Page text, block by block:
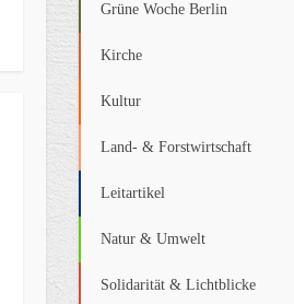
Grüne Woche Berlin
Kirche
Kultur
Land- & Forstwirtschaft
Leitartikel
Natur & Umwelt
Solidarität & Lichtblicke